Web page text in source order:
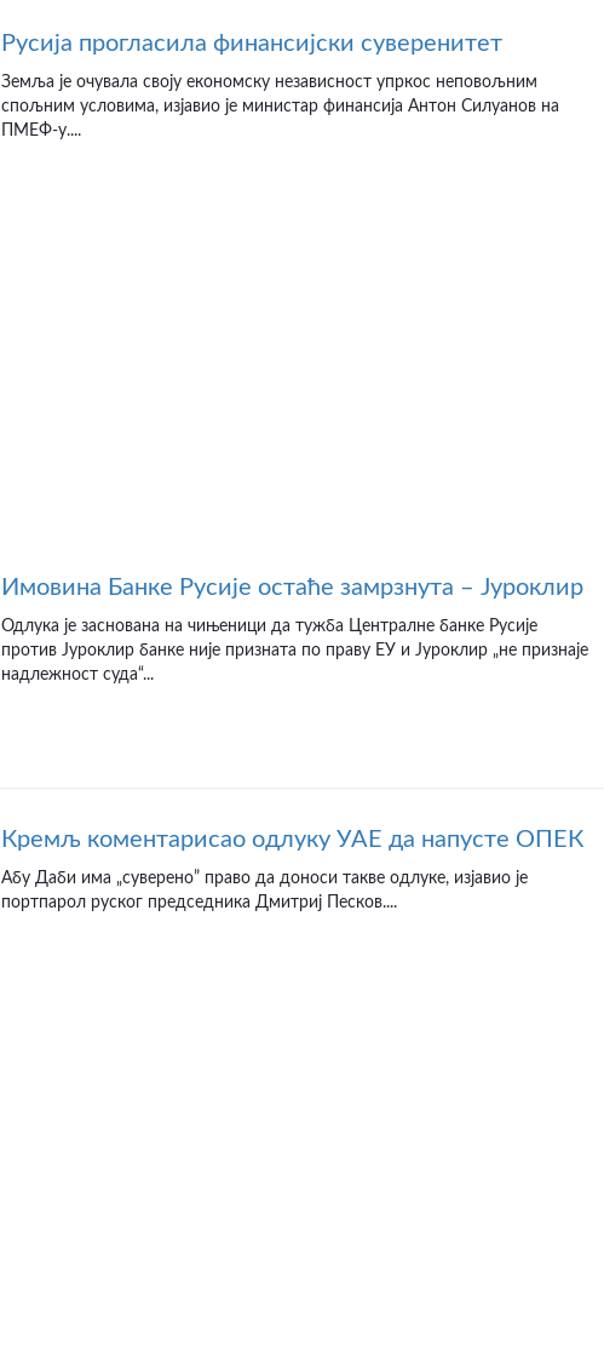
Русија прогласила финансијски суверенитет
Земља је очувала своју економску независност упркос неповољним
спољним условима, изјавио је министар финансија Антон Силуанов на
ПМЕФ-у....
Имовина Банке Русије остаће замрзнута – Јуроклир
Одлука је заснована на чињеници да тужба Централне банке Русије
против Јуроклир банке није призната по праву ЕУ и Јуроклир „не признаје
надлежност суда“...
Кремљ коментарисао одлуку УАЕ да напусте ОПЕК
Абу Даби има „суверено” право да доноси такве одлуке, изјавио је
портпарол руског председника Дмитриј Песков....